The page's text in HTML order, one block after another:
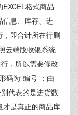
格式商品
信息、库存、进
，即合计所在行删
云端版收银系统
，所以需要修改
码为“编号”；由
代表的是进货数
才是真正的商品库